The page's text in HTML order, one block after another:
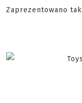
Zaprezentowano